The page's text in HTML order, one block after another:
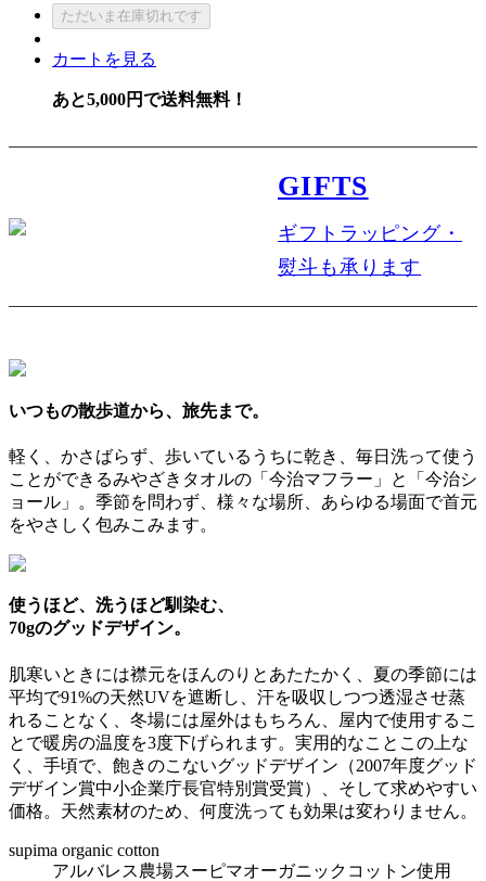
カートを見る
あと5,000円で送料無料！
GIFTS
ギフトラッピング・
熨斗も承ります
いつもの散歩道から、旅先まで。
軽く、かさばらず、歩いているうちに乾き、毎日洗って使う
ことができるみやざきタオルの「今治マフラー」と「今治シ
ョール」。季節を問わず、様々な場所、あらゆる場面で首元
をやさしく包みこみます。
使うほど、洗うほど馴染む、
70gのグッドデザイン。
肌寒いときには襟元をほんのりとあたたかく、夏の季節には
平均で91%の天然UVを遮断し、汗を吸収しつつ透湿させ蒸
れることなく、冬場には屋外はもちろん、屋内で使用するこ
とで暖房の温度を3度下げられます。実用的なことこの上な
く、手頃で、飽きのこないグッドデザイン（2007年度グッド
デザイン賞中小企業庁長官特別賞受賞）、そして求めやすい
価格。天然素材のため、何度洗っても効果は変わりません。
supima organic cotton
アルバレス農場スーピマオーガニックコットン使用